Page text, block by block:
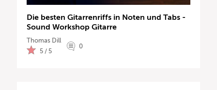
Die besten Gitarrenriffs in Noten und Tabs -
Sound Workshop Gitarre
Thomas Dill
5 / 5
0